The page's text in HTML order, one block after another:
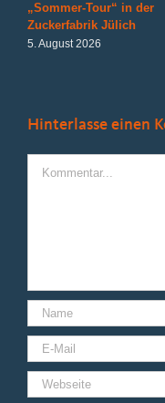
„Sommer-Tour“ in der
Zuckerfabrik Jülich
5. August 2026
Hinterlasse einen